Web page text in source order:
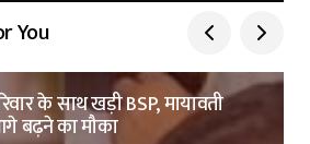
You
के साथ खड़ी BSP, मायावती
बढ़ने का मौका